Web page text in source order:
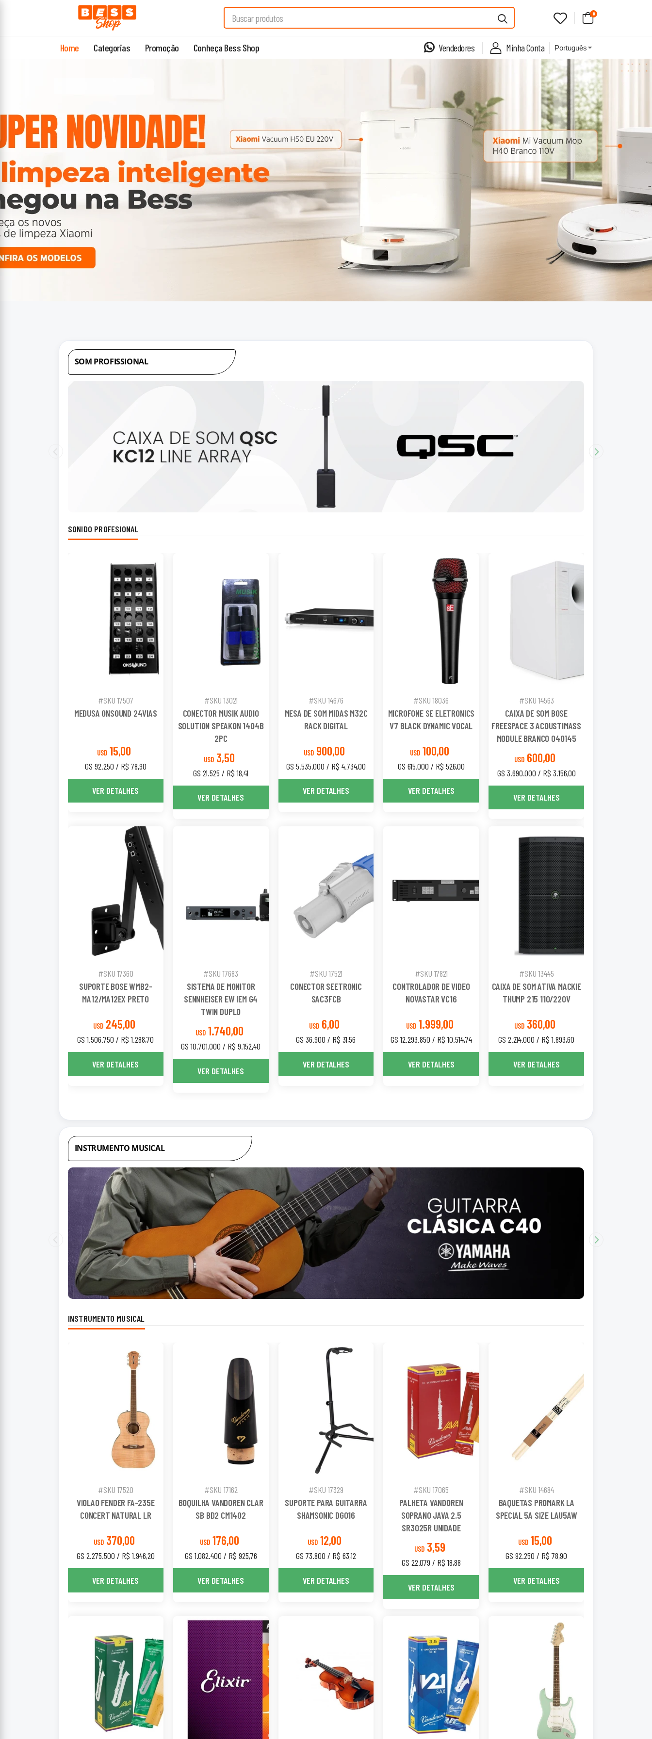
0
Home Categorias Promoção Conheça Bess Shop Vendedores Minha Conta
SOM PROFISSIONAL
SONIDO PROFESIONAL
#SKU 17507
MEDUSA ONSOUND 24VIAS
USD 15,00
GS 92.250 / R$ 78,90
VER DETALHES
#SKU 13021
CONECTOR MUSIK AUDIO
SOLUTION SPEAKON 1404B
2PC
USD 3,50
GS 21.525 / R$ 18,41
VER DETALHES
#SKU 14676
MESA DE SOM MIDAS M32C
RACK DIGITAL
USD 900,00
GS 5.535.000 / R$ 4.734,00
VER DETALHES
#SKU 18036
MICROFONE SE ELETRONICS
V7 BLACK DYNAMIC VOCAL
USD 100,00
GS 615.000 / R$ 526,00
VER DETALHES
#SKU 14563
CAIXA DE SOM BOSE
FREESPACE 3 ACOUSTIMASS
MODULE BRANCO 040145
USD 600,00
GS 3.690.000 / R$ 3.156,00
VER DETALHES
#SKU 17360
SUPORTE BOSE WMB2-
MA12/MA12EX PRETO
USD 245,00
GS 1.506.750 / R$ 1.288,70
VER DETALHES
#SKU 17683
SISTEMA DE MONITOR
SENNHEISER EW IEM G4
TWIN DUPLO
USD 1.740,00
GS 10.701.000 / R$ 9.152,40
VER DETALHES
#SKU 17521
CONECTOR SEETRONIC
SAC3FCB
USD 6,00
GS 36.900 / R$ 31,56
VER DETALHES
#SKU 17821
CONTROLADOR DE VIDEO
NOVASTAR VC16
USD 1.999,00
GS 12.293.850 / R$ 10.514,74
VER DETALHES
#SKU 13445
CAIXA DE SOM ATIVA MACKIE
THUMP 215 110/220V
USD 360,00
GS 2.214.000 / R$ 1.893,60
VER DETALHES
INSTRUMENTO MUSICAL
INSTRUMENTO MUSICAL
#SKU 17520
VIOLAO FENDER FA-235E
CONCERT NATURAL LR
USD 370,00
GS 2.275.500 / R$ 1.946,20
VER DETALHES
#SKU 17162
BOQUILHA VANDOREN CLAR
SB BD2 CM1402
USD 176,00
GS 1.082.400 / R$ 925,76
VER DETALHES
#SKU 17329
SUPORTE PARA GUITARRA
SHAMSONIC DG016
USD 12,00
GS 73.800 / R$ 63,12
VER DETALHES
#SKU 17065
PALHETA VANDOREN
SOPRANO JAVA 2.5
SR3025R UNIDADE
USD 3,59
GS 22.079 / R$ 18,88
VER DETALHES
#SKU 14684
BAQUETAS PROMARK LA
SPECIAL 5A SIZE LAU5AW
USD 15,00
GS 92.250 / R$ 78,90
VER DETALHES